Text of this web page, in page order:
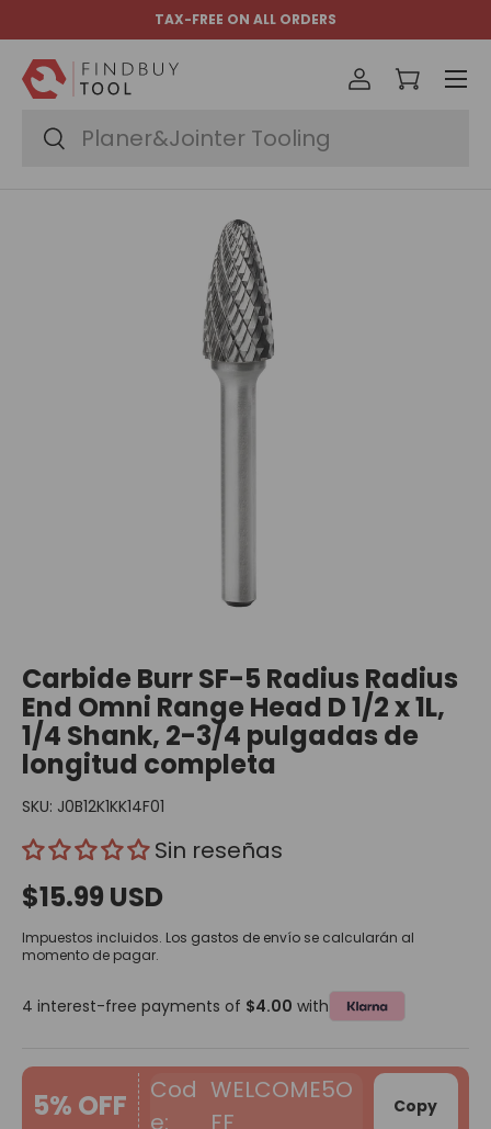
Ir al contenido
TAX-FREE ON ALL ORDERS
Buscar
Buscar
IniciarCarrito
Menú
Carbide Burr SF-5 Radius Radius
End Omni Range Head D 1/2 x 1L,
1/4 Shank, 2-3/4 pulgadas de
longitud completa
SKU: J0B12K1KK14F01
Sin reseñas
$15.99 USD
Impuestos incluidos. Los gastos de envío se calcularán al
momento de pagar.
4 interest-free payments of $4.00 with
5% OFF
WELCOME5O
FF
Copy